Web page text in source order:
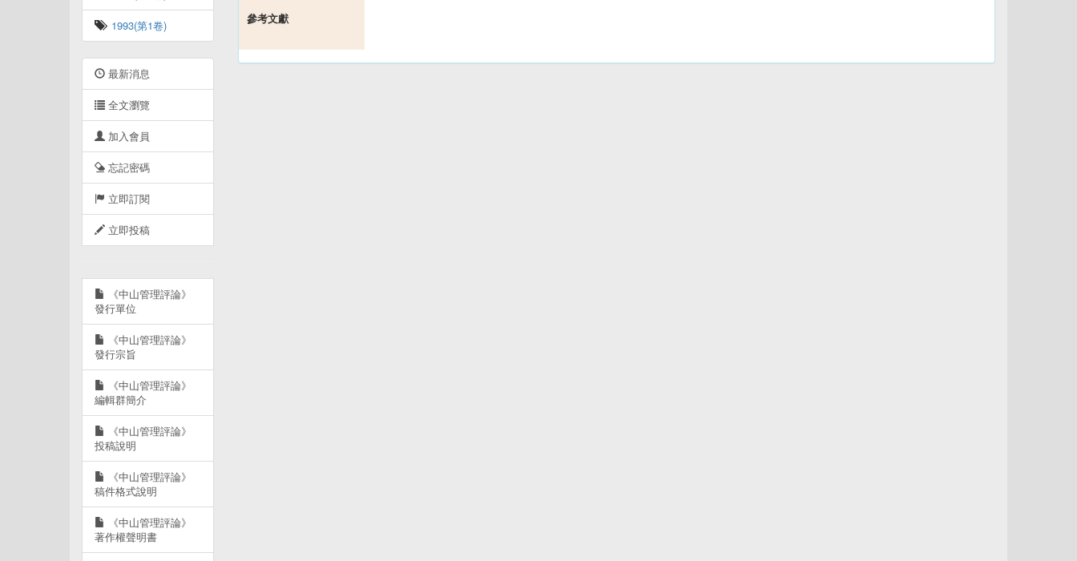
1993(第1卷)
最新消息
全文瀏覽
加入會員
忘記密碼
立即訂閱
立即投稿
《中山管理評論》
發行單位
《中山管理評論》
發行宗旨
《中山管理評論》
編輯群簡介
《中山管理評論》
投稿說明
《中山管理評論》
稿件格式說明
《中山管理評論》
著作權聲明書
參考文獻